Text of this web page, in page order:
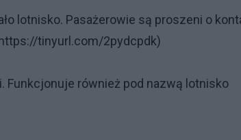
lotnisko. Pasażerowie są proszeni o
tinyurl.com/2pydcpdk)
Funkcjonuje również pod nazwą lotnisko